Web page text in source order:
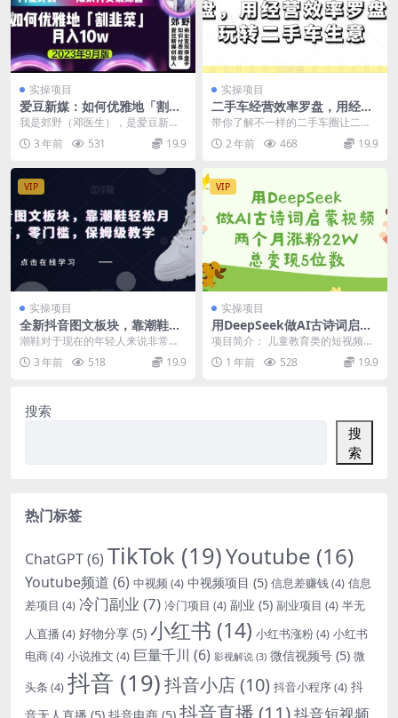
实操项目
爱豆新媒：如何优雅地「割韭
菜」月入10w的秘诀（2023年
9月版）
我是郊野（邓医生），是爱豆新媒
创始人，混迹互联网15年，创业10
年，做了很多项目...
3 年前 531 19.9
实操项目
二手车经营效率罗盘，用经营
效率罗盘玩转二手车生意
带你了解不一样的二手车圈让二手
车经营更高效 课程介绍 随着时代不
断发展，二手车行...
2 年前 468 19.9
VIP
实操项目
全新抖音图文板块，靠潮鞋轻
松月入过万，零门槛，保姆级
潮鞋对于现在的年轻人来说非常受
欢迎，尤其学生党，没工作身上的
钱也不多， 想要好看...
3 年前 518 19.9
VIP
实操项目
用DeepSeek做AI古诗词启蒙
视频，两个月涨粉22W，总变
项目简介： 儿童教育类的短视频真
是火得不行!有个搞AI古诗词启蒙视
频的账号特别猛...
1 年前 528 19.9
搜索
搜
索
热门标签
ChatGPT(6) TikTok (19)Youtube (16)
Youtube频道 (6) 中视频(4) 中视频项目 (5) 信息差赚钱(4) 信息
差项目 (4) 冷门副业 (7) 冷门项目 (4) 副业 (5) 副业项目 (4) 半无
人直播 (4) 好物分享 (5) 小红书 (14) 小红书涨粉(4) 小红书
电商(4) 小说推文 (4) 巨量千川 (6) 影视解说 (3) 微信视频号 (5) 微
头条 (4) 抖音 (19)抖音小店(10) 抖音小程序(4) 抖
音无人直播 (5) 抖音电商 (5) 抖音直播 (11)抖音短视频